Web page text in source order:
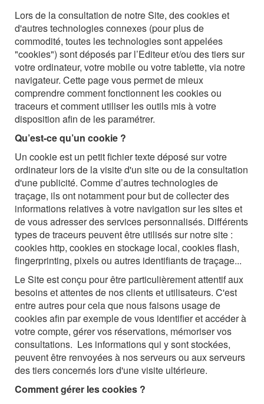
Lors de la consultation de notre Site, des cookies et
d'autres technologies connexes (pour plus de
commodité, toutes les technologies sont appelées
"cookies") sont déposés par l’Editeur et/ou des tiers sur
votre ordinateur, votre mobile ou votre tablette, via notre
navigateur. Cette page vous permet de mieux
comprendre comment fonctionnent les cookies ou
traceurs et comment utiliser les outils mis à votre
disposition afin de les paramétrer.
Qu’est-ce qu’un cookie ?
Un cookie est un petit fichier texte déposé sur votre
ordinateur lors de la visite d'un site ou de la consultation
d'une publicité. Comme d’autres technologies de
traçage, ils ont notamment pour but de collecter des
informations relatives à votre navigation sur les sites et
de vous adresser des services personnalisés. Différents
types de traceurs peuvent être utilisés sur notre site :
cookies http, cookies en stockage local, cookies flash,
fingerprinting, pixels ou autres identifiants de traçage...
Le Site est conçu pour être particulièrement attentif aux
besoins et attentes de nos clients et utilisateurs. C'est
entre autres pour cela que nous faisons usage de
cookies afin par exemple de vous identifier et accéder à
votre compte, gérer vos réservations, mémoriser vos
consultations. Les informations qui y sont stockées,
peuvent être renvoyées à nos serveurs ou aux serveurs
des tiers concernés lors d'une visite ultérieure.
Comment gérer les cookies ?